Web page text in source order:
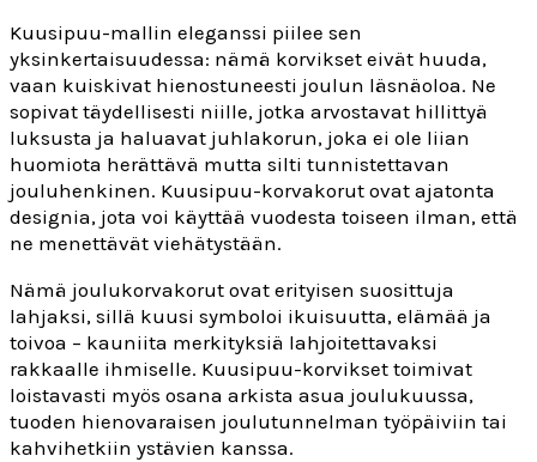
Kuusipuu-mallin eleganssi piilee sen
yksinkertaisuudessa: nämä korvikset eivät huuda,
vaan kuiskivat hienostuneesti joulun läsnäoloa. Ne
sopivat täydellisesti niille, jotka arvostavat hillittyä
luksusta ja haluavat juhlakorun, joka ei ole liian
huomiota herättävä mutta silti tunnistettavan
jouluhenkinen. Kuusipuu-korvakorut ovat ajatonta
designia, jota voi käyttää vuodesta toiseen ilman, että
ne menettävät viehätystään.
Nämä joulukorvakorut ovat erityisen suosittuja
lahjaksi, sillä kuusi symboloi ikuisuutta, elämää ja
toivoa – kauniita merkityksiä lahjoitettavaksi
rakkaalle ihmiselle. Kuusipuu-korvikset toimivat
loistavasti myös osana arkista asua joulukuussa,
tuoden hienovaraisen joulutunnelman työpäiviin tai
kahvihetkiin ystävien kanssa.